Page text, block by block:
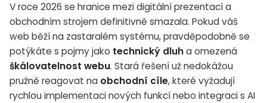
V roce 2026 se hranice mezi digitální prezentací a
obchodním strojem definitivně smazala. Pokud váš
web běží na zastaralém systému, pravděpodobně se
potýkáte s pojmy jako technický dluha omezená
škálovatelnost webu. Stará řešení už nedokážou
pružně reagovat na obchodní cíle, které vyžadují
rychlou implementaci nových funkcí nebo integraci s AI